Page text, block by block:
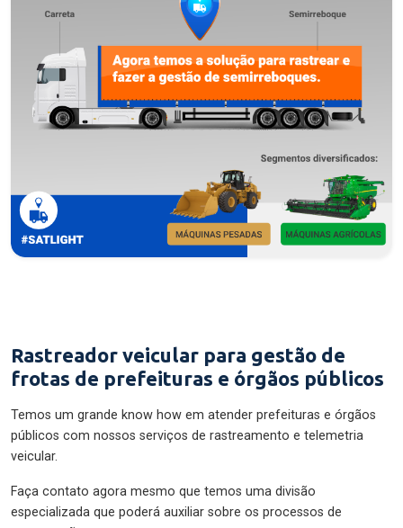
Rastreador veicular para gestão de
frotas de prefeituras e órgãos públicos
Temos um grande know how em atender prefeituras e órgãos
públicos com nossos serviços de rastreamento e telemetria
veicular.
Faça contato agora mesmo que temos uma divisão
especializada que poderá auxiliar sobre os processos de